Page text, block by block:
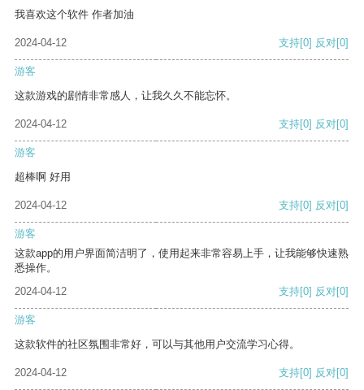
我喜欢这个软件 作者加油
2024-04-12 支持[0] 反对[0]
游客
这款游戏的剧情非常感人，让我久久不能忘怀。
2024-04-12 支持[0] 反对[0]
游客
超棒啊 好用
2024-04-12 支持[0] 反对[0]
游客
这款app的用户界面简洁明了，使用起来非常容易上手，让我能够快速熟
悉操作。
2024-04-12
支持[0] 反对[0]
游客
这款软件的社区氛围非常好，可以与其他用户交流学习心得。
2024-04-12 支持[0] 反对[0]